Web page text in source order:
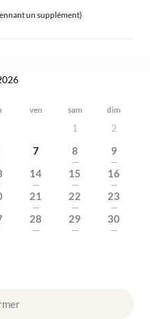
un supplément)
ven sam dim
1
2
7 8
---
9
---
14
---
15
---
16
---
21
---
22
---
23
---
28
---
29
---
30
---